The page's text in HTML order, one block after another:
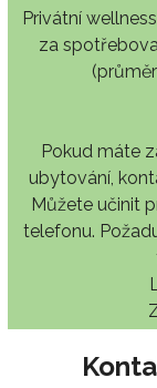
Privátní
za
Pokud máte
ubytování,
Můžete učinit
telefonu.